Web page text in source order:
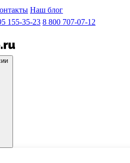
Наш блог
155-35-23 8 800 707-07-12